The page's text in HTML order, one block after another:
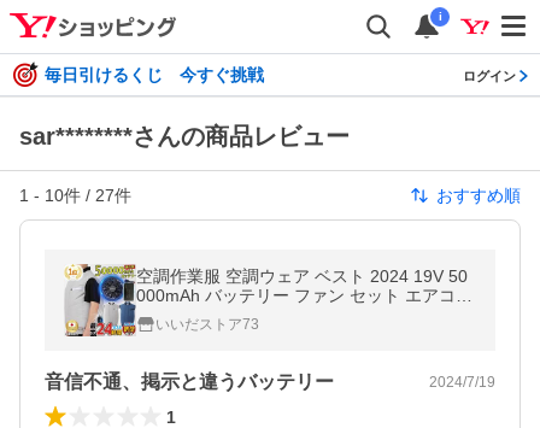
i
毎日引けるくじ 今すぐ挑戦 ログイン
sar********さんの商品レビュー
1 - 10件 / 27件 おすすめ順
空調作業服 空調ウェア ベスト 2024 19V 50
000mAh バッテリー ファン セット エアコン
服 空調作業着 冷却服 大風量 空調服 [空調服
ベスト] 軽量 はんしゃぼう
いいだストア73
音信不通、掲示と違うバッテリー 2024/7/19
1